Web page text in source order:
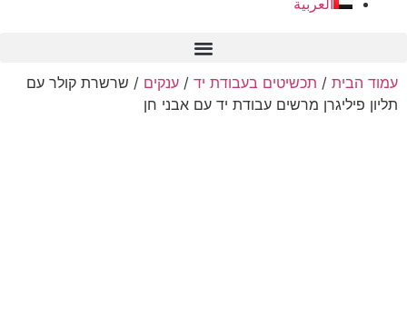
العربية
עמוד הבית / תכשיטים בעבודת יד / ענקים / שרשרת קולר עם
תליון פיליגרן מרשים עבודת יד עם אבני חן